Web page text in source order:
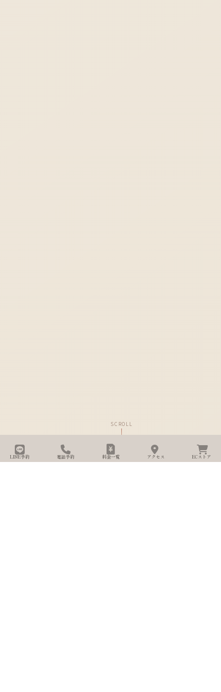
LINE予約 電話予約 料金一覧 アクセス ECストア
SCROLL